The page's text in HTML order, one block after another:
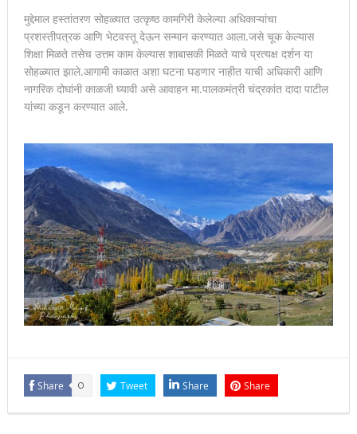
मुद्देमाल हस्तांतरण सोहळ्यात उत्कृष्ठ कामगिरी केलेल्या अधिकाऱ्यांचा
प्रशस्तीपत्रक आणि भेटवस्तू देऊन सन्मान करण्यात आला.जसे चूक केल्यास
शिक्षा मिळते तसेच उत्तम काम केल्यास शाबासकी मिळते याचे प्रत्यक्ष दर्शन या
सोहळ्यात झाले.आगामी काळात अशा घटना घडणार नाहीत याची अधिकारी आणि
नागरिक दोघांनी काळजी घ्यावी असे आवाहन मा.पालकमंत्री चंद्रकांत दादा पाटील
यांच्या कडून करण्यात आले.
Share 0 Tweet Share Share